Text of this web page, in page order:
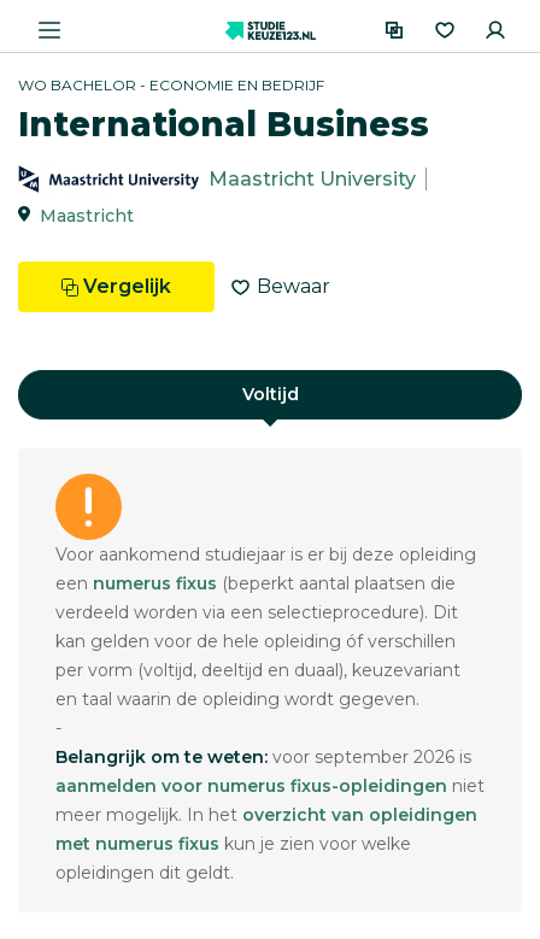
WO BACHELOR - ECONOMIE EN BEDRIJF
International Business
Maastricht University
Maastricht
Vergelijk Bewaar
Voltijd
Voor aankomend studiejaar is er bij deze opleiding
een numerus fixus (beperkt aantal plaatsen die
verdeeld worden via een selectieprocedure). Dit
kan gelden voor de hele opleiding óf verschillen
per vorm (voltijd, deeltijd en duaal), keuzevariant
en taal waarin de opleiding wordt gegeven.
-
Belangrijk om te weten: voor september 2026 is
aanmelden voor numerus fixus-opleidingen niet
meer mogelijk. In het overzicht van opleidingen
met numerus fixus kun je zien voor welke
opleidingen dit geldt.